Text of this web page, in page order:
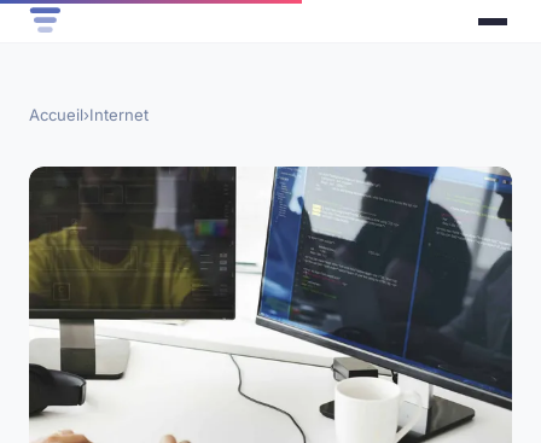
Accueil›Internet